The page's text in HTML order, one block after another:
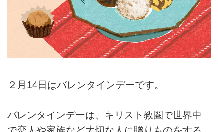
２月14日はバレンタインデーです。
バレンタインデーは、キリスト教圏で世界中